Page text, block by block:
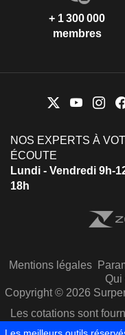
+ 1 300 000
membres
NOS EXPERTS À
ÉCOUTE
Lundi - Vendredi 9h-
18h
Mentions légales
Qui
Copyright © 2026
Les cotations sont